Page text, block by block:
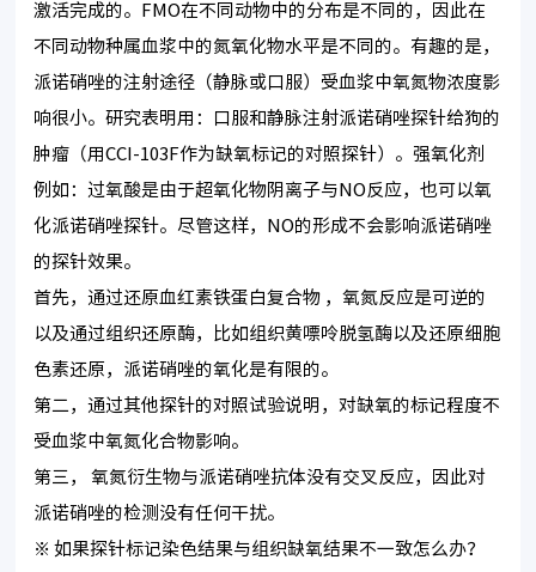
激活完成的。FMO在不同动物中的分布是不同的，因此在
不同动物种属血浆中的氮氧化物水平是不同的。有趣的是，
派诺硝唑的注射途径（静脉或口服）受血浆中氧氮物浓度影
响很小。研究表明用：口服和静脉注射派诺硝唑探针给狗的
肿瘤（用CCI-103F作为缺氧标记的对照探针）。强氧化剂
例如：过氧酸是由于超氧化物阴离子与NO反应，也可以氧
化派诺硝唑探针。尽管这样，NO的形成不会影响派诺硝唑
的探针效果。
首先，通过还原血红素铁蛋白复合物 ，氧氮反应是可逆的
以及通过组织还原酶，比如组织黄嘌呤脱氢酶以及还原细胞
色素还原，派诺硝唑的氧化是有限的。
第二，通过其他探针的对照试验说明，对缺氧的标记程度不
受血浆中氧氮化合物影响。
第三， 氧氮衍生物与派诺硝唑抗体没有交叉反应，因此对
派诺硝唑的检测没有任何干扰。
※ 如果探针标记染色结果与组织缺氧结果不一致怎么办？